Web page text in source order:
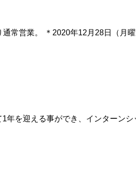
通常営業。 ＊2020年12月28日（月
1年を迎える事ができ、インターン